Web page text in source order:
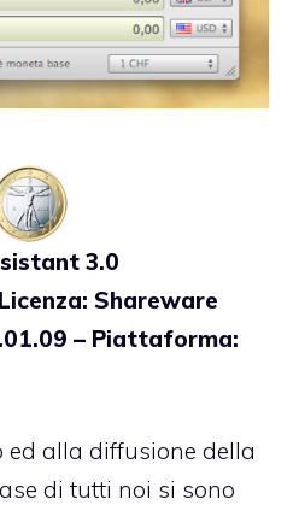
3.0
Shareware
– Piattaforma:
ed alla diffusione della
di tutti noi si sono